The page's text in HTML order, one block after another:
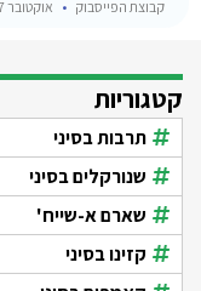
קבוצת הפייסבוק אוקטובר 7, 2023
קטגוריות
תרבות בסיני
שנורקלים בסיני
שארם א-שייח'
קזינו בסיני